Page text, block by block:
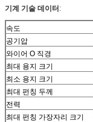
기계 기술 데이터:
속도
공기압
와이어 O 직경
최대 용지 크기
최소 용지 크기
최대 펀칭 두께
전력
최대 펀칭 가장자리 크기